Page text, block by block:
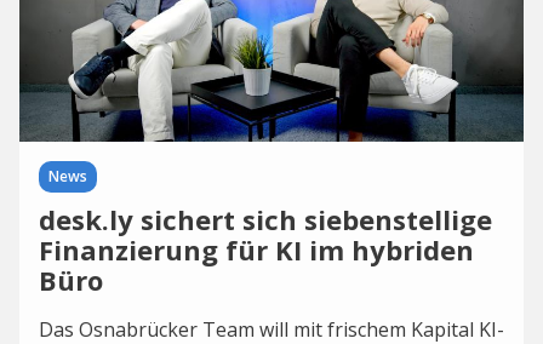
News
desk.ly sichert sich siebenstellige
Finanzierung für KI im hybriden
Büro
Das Osnabrücker Team will mit frischem Kapital KI-